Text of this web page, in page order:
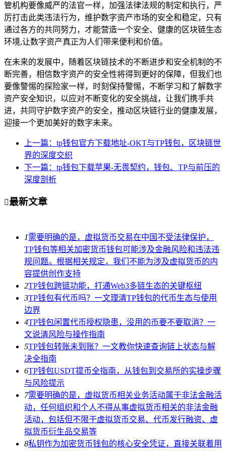
管机构要像威严的法官一样，加强法律法规的制定和执行，严
厉打击此类违法行为，维护数字资产市场的安全和稳定，只有
通过各方的共同努力，才能营造一个安全、健康的区块链生态
环境,让数字资产真正为人们带来便利和价值。
在未来的发展中，随着区块链技术的不断进步和安全机制的不
断完善，相信数字资产的安全性将得到更好的保障，但我们也
要像警惕的探险家一样，时刻保持警惕，不断学习和了解数字
资产安全知识，以应对不断变化的安全挑战，让我们携手共
进，共同守护数字资产的安全，推动区块链行业的健康发展，
迎接一个更加美好的数字未来。
上一篇：tp钱包官方下载地址-OKT与TP钱包，区块链世
界的深度交织
下一篇：tp钱包下载苹果-无畏契约，钱包、TP与前压的
深度剖析
最新文章
1需要明确的是，虚拟货币交易在中国不受法律保护，
TP钱包等相关加密货币钱包可能涉及金融风险和违法违
规问题。根据相关规定，我们不能为涉及虚拟货币的内
容提供创作支持
2TP钱包跨链功能，打通Web3多链生态的关键枢纽
3TP钱包有代币吗？一文理清TP钱包的代币生态与使用
边界
4TP钱包闲置代币授权隐患，没用的币要不要取消？一
文说清风险与操作指南
5TP钱包转账未到账？一文教你快速查询链上状态与解
决全指南
6TP钱包USDT提币全指南，从钱包到交易所的实操步骤
与风险提示
7需要明确的是，虚拟货币相关业务活动属于非法金融活
动，任何组织和个人不得从事虚拟货币相关的非法金融
活动，包括但不限于虚拟货币交易、代币发行融资、虚
拟货币衍生品交易等
8私钥作为加密货币钱包的核心安全凭证，直接关联着用